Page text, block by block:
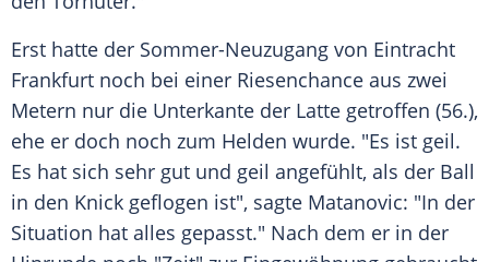
Erst hatte der Sommer-Neuzugang von Eintracht
Frankfurt noch bei einer Riesenchance aus zwei
Metern nur die Unterkante der Latte getroffen (56.),
ehe er doch noch zum Helden wurde. "Es ist geil.
Es hat sich sehr gut und geil angefühlt, als der Ball
in den Knick geflogen ist", sagte Matanovic: "In der
Situation hat alles gepasst." Nach dem er in der